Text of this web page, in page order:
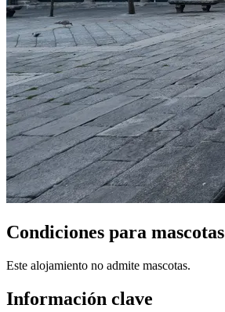
Condiciones para mascotas
Este alojamiento no admite mascotas.
Información clave